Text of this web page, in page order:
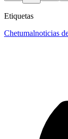
Etiquetas
Chetumalnoticias